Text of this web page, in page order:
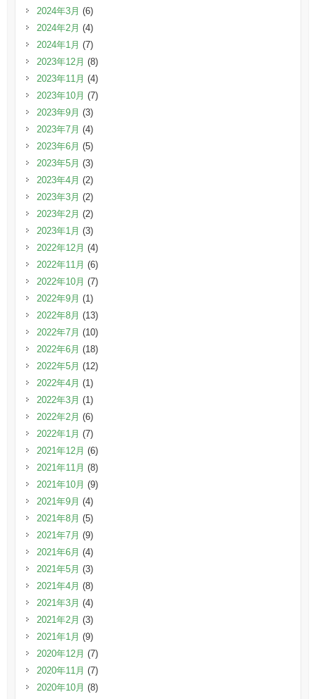
2024年3月 (6)
2024年2月 (4)
2024年1月 (7)
2023年12月 (8)
2023年11月 (4)
2023年10月 (7)
2023年9月 (3)
2023年7月 (4)
2023年6月 (5)
2023年5月 (3)
2023年4月 (2)
2023年3月 (2)
2023年2月 (2)
2023年1月 (3)
2022年12月 (4)
2022年11月 (6)
2022年10月 (7)
2022年9月 (1)
2022年8月 (13)
2022年7月 (10)
2022年6月 (18)
2022年5月 (12)
2022年4月 (1)
2022年3月 (1)
2022年2月 (6)
2022年1月 (7)
2021年12月 (6)
2021年11月 (8)
2021年10月 (9)
2021年9月 (4)
2021年8月 (5)
2021年7月 (9)
2021年6月 (4)
2021年5月 (3)
2021年4月 (8)
2021年3月 (4)
2021年2月 (3)
2021年1月 (9)
2020年12月 (7)
2020年11月 (7)
2020年10月 (8)